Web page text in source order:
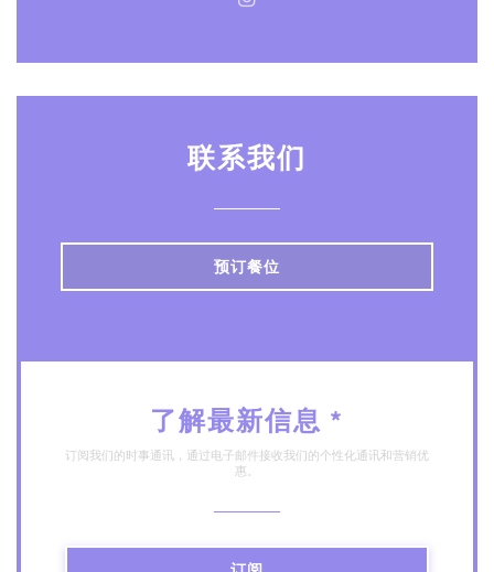
Instagram ((在新窗口中打
联系我们
预订餐位
了解最新信息 *
订阅我们的时事通讯，通过电子邮件接收我们的个性化通讯和营销优
惠。